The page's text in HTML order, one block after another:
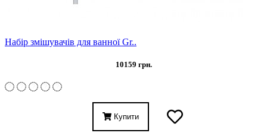
Набір змішувачів для ванної Gr..
10159 грн.
Купити